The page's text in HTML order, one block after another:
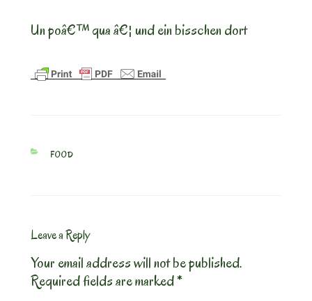
Un poâ€™ qua â€¦ und ein bisschen dort
CATEGORIES
FOOD
Leave a Reply
Your email address will not be published.
Required fields are marked*